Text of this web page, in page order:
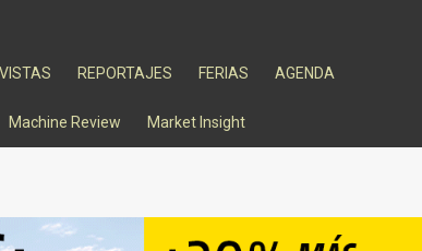
REPORTAJES FERIAS AGENDA
Machine Review Market Insight